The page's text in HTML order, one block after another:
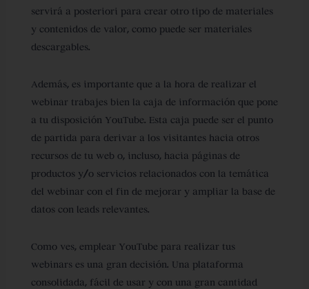
servirá a posteriori para crear otro tipo de materiales
y contenidos de valor, como puede ser materiales
descargables.
Además, es importante que a la hora de realizar el
webinar trabajes bien la caja de información que pone
a tu disposición YouTube. Esta caja puede ser el punto
de partida para derivar a los visitantes hacia otros
recursos de tu web o, incluso, hacia páginas de
productos y/o servicios relacionados con la temática
del webinar con el fin de mejorar y ampliar la base de
datos con leads relevantes.
Como ves, emplear YouTube para realizar tus
webinars es una gran decisión. Una plataforma
consolidada, fácil de usar y con una gran cantidad